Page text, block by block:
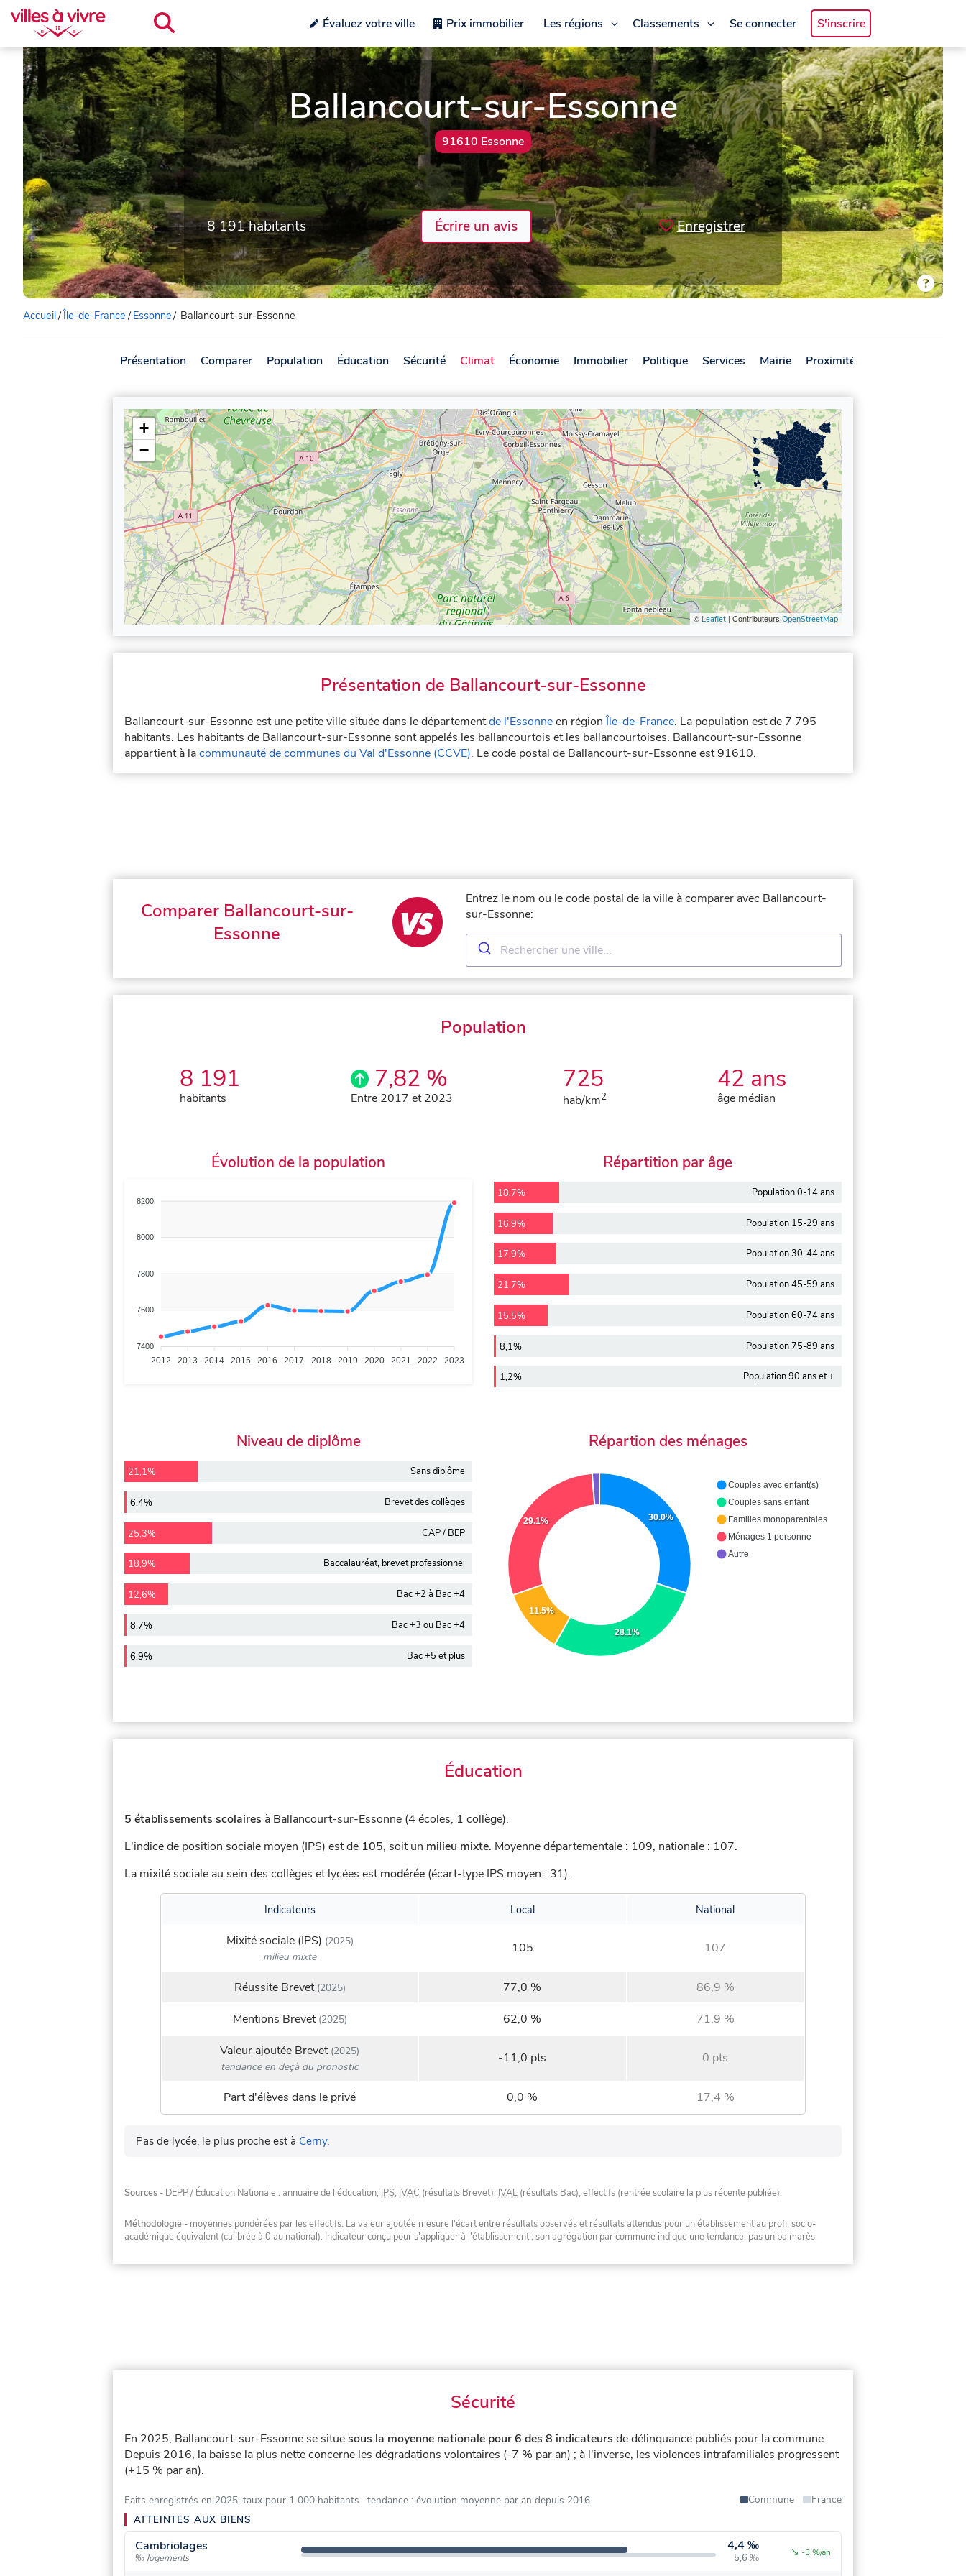
Évaluez votre ville Prix immobilier Les régions Classements Se connecter S'inscrire
Ballancourt-sur-Essonne
91610 Essonne
8 191 habitants Écrire un avis Enregistrer
Accueil/ Île-de-France/ Essonne/ Ballancourt-sur-Essonne
Présentation Comparer Population Éducation Sécurité Climat Économie Immobilier Politique Services Mairie Proximité
+
−
© Leaflet | ContributeursOpenStreetMap
Présentation de Ballancourt-sur-Essonne
Ballancourt-sur-Essonne est une petite ville située dans le départementde l'Essonneen région Île-de-France. La population est de 7 795
habitants. Les habitants de Ballancourt-sur-Essonne sont appelés les ballancourtois et les ballancourtoises. Ballancourt-sur-Essonne
appartient à lacommunauté de communes du Val d'Essonne (CCVE). Le code postal de Ballancourt-sur-Essonne est 91610.
Comparer Ballancourt-sur-
Essonne
Entrez le nom ou le code postal de la ville à comparer avec Ballancourt-
sur-Essonne:
Population
8 191
habitants
7,82 %
Entre 2017 et 2023
725
hab/km2
42 ans
âge médian
Évolution de la population
8200
8000
7800
7600
7400
2012 2013 2014 2015 2016 2017 2018 2019 2020 2021 2022 2023
Répartition par âge
18,7% Population 0-14 ans
16,9% Population 15-29 ans
17,9% Population 30-44 ans
21,7% Population 45-59 ans
15,5% Population 60-74 ans
8,1% Population 75-89 ans
1,2% Population 90 ans et +
Niveau de diplôme
21,1% Sans diplôme
6,4% Brevet des collèges
25,3% CAP / BEP
18,9% Baccalauréat, brevet professionnel
12,6% Bac +2 à Bac +4
8,7% Bac +3 ou Bac +4
6,9% Bac +5 et plus
Répartion des ménages
30.0%
28.1%
11.5%
29.1%
Couples avec enfant(s)
Couples sans enfant
Familles monoparentales
Ménages 1 personne
Autre
Éducation
5 établissements scolaires à Ballancourt-sur-Essonne (4 écoles, 1 collège).
L'indice de position sociale moyen (IPS) est de 105, soit un milieu mixte. Moyenne départementale : 109, nationale : 107.
La mixité sociale au sein des collèges et lycées estmodérée (écart-type IPS moyen : 31).
Indicateurs Local National
Mixité sociale (IPS) (2025)
milieu mixte
105 107
Réussite Brevet(2025) 77,0 %
86,9 %
Mentions Brevet(2025) 62,0 %
71,9 %
Valeur ajoutée Brevet(2025)
tendance en deçà du pronostic
-11,0 pts 0 pts
Part d'élèves dans le privé 0,0 % 17,4 %
Pas de lycée, le plus proche est à Cerny.
Sources - DEPP / Éducation Nationale : annuaire de l'éducation, IPS, IVAC (résultats Brevet), IVAL (résultats Bac), effectifs (rentrée scolaire la plus récente publiée).
Méthodologie - moyennes pondérées par les effectifs. La valeur ajoutée mesure l'écart entre résultats observés et résultats attendus pour un établissement au profil socio-
académique équivalent (calibrée à 0 au national). Indicateur conçu pour s'appliquer à l'établissement ; son agrégation par commune indique une tendance, pas un palmarès.
Sécurité
En 2025, Ballancourt-sur-Essonne se situesous la moyenne nationale pour 6 des 8 indicateurs de délinquance publiés pour la commune.
Depuis 2016, la baisse la plus nette concerne les dégradations volontaires (-7 % par an) ; à l'inverse, les violences intrafamiliales progressent
(+15 % par an).
Faits enregistrés en 2025, taux pour 1 000 habitants · tendance : évolution moyenne par an depuis 2016 Commune
France
ATTEINTES AUX BIENS
Cambriolages
‰ logements
4,4 ‰
5,6 ‰ ↘ -3 %/an